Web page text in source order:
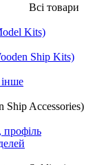
Всі товари
Kits)
Ship Kits)
Ship Accessories)